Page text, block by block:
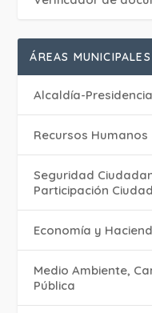
ÁREAS MUNICIPALES
Alcaldía-Presidencia
Recursos Humanos
Seguridad
Participación
Economía y
Medio Ambiente,
Pública